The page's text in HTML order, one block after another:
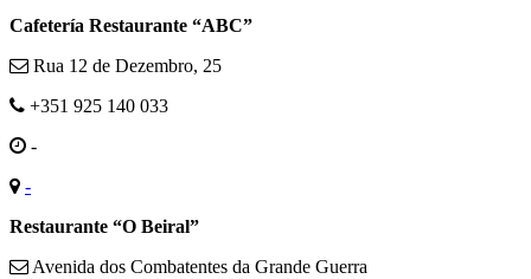
Cafetería Restaurante “ABC”
Rua 12 de Dezembro, 25
+351 925 140 033
-
-
Restaurante “O Beiral”
Avenida dos Combatentes da Grande Guerra